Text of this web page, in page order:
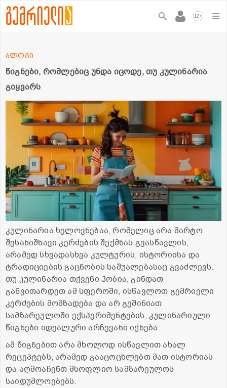
12+
წიგნები, რომლებიც უნდა იცოდე, თუ კულინარია
გიყვარს
ბლოგი
კულინარია ხელოვნებაა, რომელიც არა მარტო
შესანიშნავი კერძების შექმნას გვასწავლის,
არამედ სხვადასხვა კულტურის, ისტორიისა და
ტრადიციების გაცნობის საშუალებასაც გვაძლევს.
თუ კულინარია თქვენი ჰობია, გინდათ
განვითარდეთ ამ სფეროში, ისწავლოთ გემრიელი
კერძების მომზადება და არ გეშინიათ
სამზარეულოში ექსპერიმენტების, კულინარიული
წიგნები იდეალური არჩევანი იქნება.
ამ წიგნებით არა მხოლოდ ისწავლით ახალ
რეცეპტებს, არამედ გააცოცხლებთ მათ ისტორიას
და აღმოაჩენთ მსოფლიო სამზარეულოს
საიდუმლოებებს.